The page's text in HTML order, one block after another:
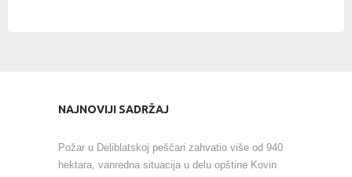
NAJNOVIJI SADRŽAJ
Požar u Deliblatskoj peščari zahvatio više od 940
hektara, vanredna situacija u delu opštine Kovin